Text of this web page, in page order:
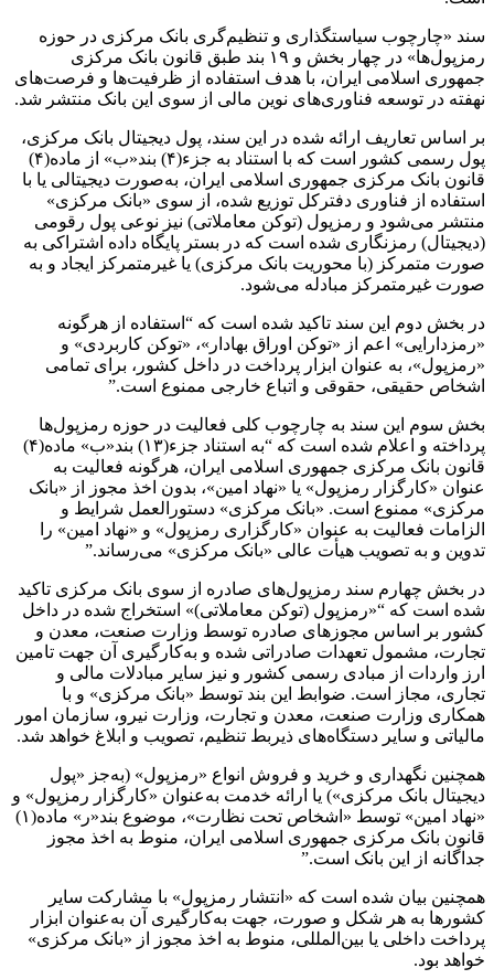
سند «چارچوب سیاستگذاری و تنظیم‌گری ‌بانک مرکزی در حوزه
رمزپول‌ها» در چهار بخش و ۱۹ بند طبق قانون بانک مرکزی
جمهوری اسلامی ایران، با هدف استفاده از ظرفیت‌ها و فرصت‌های
نهفته در توسعه فناوری‌های نوین مالی از سوی این بانک منتشر شد.
بر اساس تعاریف ارائه شده در این سند، پول دیجیتال ‌بانک مرکزی،
پول رسمی کشور است که با استناد به جزء(۴) بند«ب» از ماده(۴)
قانون بانک مرکزی جمهوری اسلامی ایران، به‌صورت دیجیتالی یا با
استفاده از فناوری دفترکل توزیع شده، از سوی «بانک مرکزی»
منتشر می‌شود و رمزپول (توکن معاملاتی) نیز نوعی پول رقومی
(دیجیتال) رمزنگاری شده است که در بستر پایگاه داده اشتراکی به
صورت متمرکز (با محوریت بانک مرکزی) یا غیرمتمرکز ایجاد و به
صورت غیرمتمرکز مبادله می‌شود.
در بخش دوم این سند تاکید شده است که “استفاده از هرگونه
«رمزدارایی» اعم از «توکن اوراق بهادار»، «توکن کاربردی» و
«رمزپول»، به عنوان ابزار پرداخت در داخل کشور، برای تمامی
اشخاص حقیقی، حقوقی و اتباع خارجی ممنوع است.”
بخش سوم این سند به چارچوب کلی فعالیت در حوزه رمزپول‌ها
پرداخته و اعلام شده است که “به استناد جزء(۱۳) بند«ب» ماده(۴)
قانون بانک مرکزی جمهوری اسلامی ایران، هرگونه فعالیت به
عنوان «کارگزار رمزپول» یا «نهاد امین»، بدون اخذ مجوز از ‌«بانک
مرکزی» ممنوع است. «بانک مرکزی» دستورالعمل شرایط و
الزامات فعالیت به عنوان «کارگزاری رمزپول» و «نهاد امین» را
تدوین و به تصویب هیأت عالی ‌«بانک مرکزی» می‌رساند.”
در بخش چهارم سند رمزپول‌های صادره از سوی بانک مرکزی تاکید
شده است که “«رمزپول (توکن معاملاتی)» استخراج شده در داخل
کشور بر اساس مجوزهای صادره توسط وزارت صنعت، معدن و
تجارت، مشمول تعهدات صادراتی شده و به‌کارگیری آن جهت تامین
ارز واردات از مبادی رسمی کشور و نیز سایر مبادلات مالی و
تجاری، مجاز است. ضوابط این بند توسط «بانک مرکزی» و با
همکاری وزارت صنعت، معدن و تجارت، وزارت نیرو، سازمان امور
مالیاتی و سایر دستگاه‌های ذیربط تنظیم، تصویب و ابلاغ خواهد شد.
همچنین نگهداری و خرید و فروش انواع «رمزپول» (به‌جز «پول
دیجیتال ‌بانک مرکزی») یا ارائه خدمت به‌عنوان «کارگزار رمزپول» و
«نهاد امین» توسط «اشخاص تحت نظارت»، موضوع بند«ر» ماده(۱)
قانون بانک مرکزی جمهوری اسلامی ایران، منوط به اخذ مجوز
جداگانه از این بانک است.”
همچنین بیان شده است که «انتشار رمزپول» با مشارکت سایر
کشورها به هر شکل و صورت، جهت به‌کارگیری آن به‌عنوان ابزار
پرداخت داخلی یا بین‌المللی، منوط به اخذ مجوز از «بانک مرکزی»
خواهد بود.